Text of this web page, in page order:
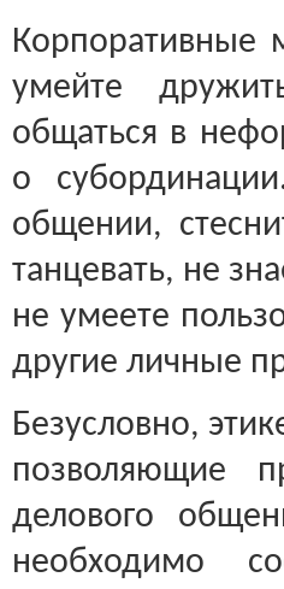
Корпоративные
умейте
общаться в
о
общении,
танцевать, не
не умеете
другие личные
Безусловно,
позволяющие
делового
необходимо